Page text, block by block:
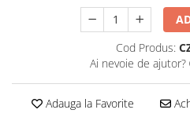
Piese si accesorii
Ribbon
Cod Produs:
Ai nevoie de ajutor?
Adauga la Favorite